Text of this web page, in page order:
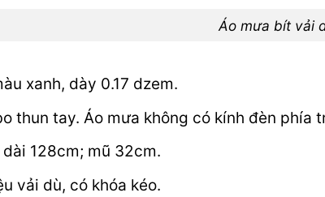
Áo mưa bít vải
xanh, dày 0.17 dzem.
thun tay. Áo mưa không có kính đèn phía
128cm; mũ 32cm.
vải dù, có khóa kéo.